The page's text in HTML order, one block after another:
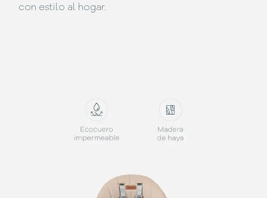
con estilo al hogar.